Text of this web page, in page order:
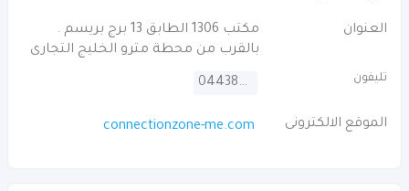
العنوان
مكتب 1306 الطابق 13 برج بريسم .
بالقرب من محطة مترو الخليج التجارى
تليفون 044387747
الموقع الالكترونى connectionzone-me.com